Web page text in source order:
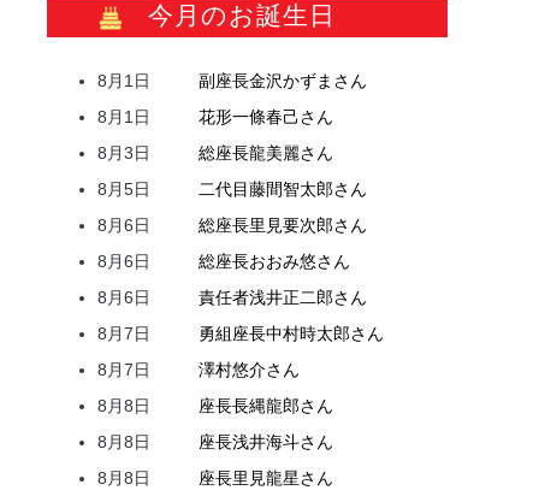
今月のお誕生日
8月1日 副座長金沢かずま さん
8月1日
花形一條春己さん
8月3日
総座長龍美麗さん
8月5日
二代目藤間智太郎さん
8月6日
総座長里見要次郎さん
8月6日
総座長おおみ悠さん
8月6日
責任者浅井正二郎さん
8月7日
勇組座長中村時太郎さん
8月7日
澤村悠介さん
8月8日
座長長縄龍郎さん
8月8日
座長浅井海斗さん
8月8日
座長里見龍星さん